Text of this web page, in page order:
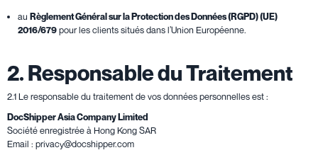
au Règlement Général sur la Protection des Données (RGPD) (UE)
2016/679 pour les clients situés dans l’Union Européenne.
2. Responsable du Traitement
2.1 Le responsable du traitement de vos données personnelles est :
DocShipper Asia Company Limited
Société enregistrée à Hong Kong SAR
Email : privacy@docshipper.com